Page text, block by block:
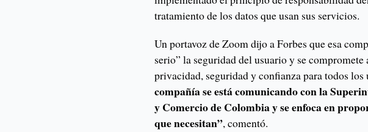
tratamiento de los datos que usan sus servicios.
Un portavoz de Zoom dijo a Forbes que esa
serio” la seguridad del usuario y se compromete
privacidad, seguridad y confianza para todos
compañía se está comunicando con la
y Comercio de Colombia y se enfoca en
que necesitan”, comentó.